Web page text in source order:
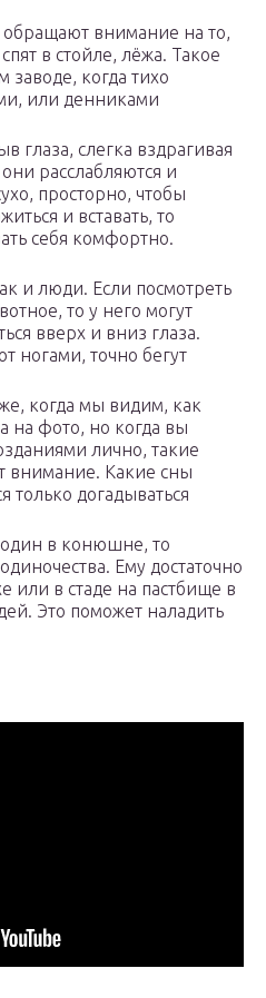
внимание на то,
в стойле, лёжа. Такое
когда тихо
или денниками
глаза, слегка вздрагивая
расслабляются и
просторно, чтобы
и вставать, то
себя комфортно.
и люди. Если посмотреть
то у него могут
вверх и вниз глаза.
ногами, точно бегут
когда мы видим, как
на фото, но когда вы
лично, такие
внимание. Какие сны
только догадываться
один в конюшне, то
Ему достаточно
или в стаде на пастбище в
Это поможет наладить